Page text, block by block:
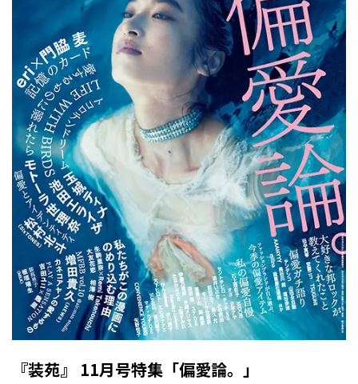
『装苑』 11月号特集「偏愛論。」